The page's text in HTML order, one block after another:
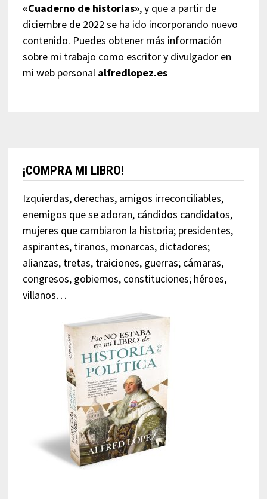
«Cuaderno de historias», y que a partir de
diciembre de 2022 se ha ido incorporando nuevo
contenido. Puedes obtener más información
sobre mi trabajo como escritor y divulgador en
mi web personal alfredlopez.es
¡COMPRA MI LIBRO!
Izquierdas, derechas, amigos irreconciliables,
enemigos que se adoran, cándidos candidatos,
mujeres que cambiaron la historia; presidentes,
aspirantes, tiranos, monarcas, dictadores;
alianzas, tretas, traiciones, guerras; cámaras,
congresos, gobiernos, constituciones; héroes,
villanos…